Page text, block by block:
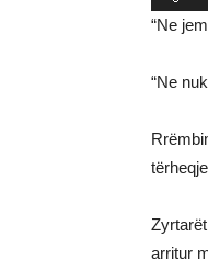
“Ne
“Ne
arritur